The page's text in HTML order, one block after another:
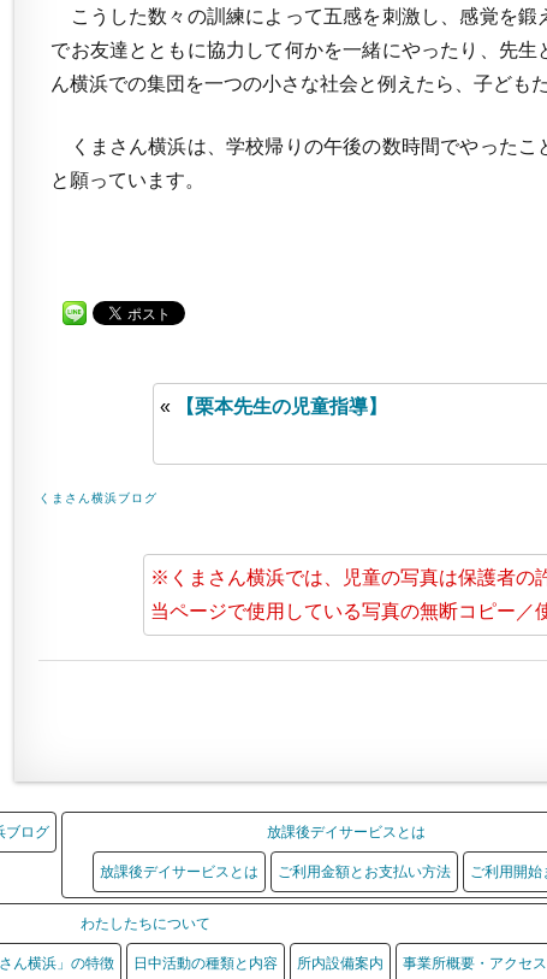
こうした数々の訓練によって五感を刺激し、感覚を鍛
でお友達とともに協力して何かを一緒にやったり、先
ん横浜での集団を一つの小さな社会と例えたら、子ども
くまさん横浜は、学校帰りの午後の数時間でやったこ
と願っています。
«
【栗本先生の児童指導】
くまさん横浜ブログ
※くまさん横浜では、児童の写真は保護者の
当ページで使用している写真の無断コピー／
ブログ 放課後デイサービスとは
放課後デイサービスとは ご利用金額とお支払い方法 ご利用開始
わたしたちについて
さん横浜」の特徴 日中活動の種類と内容 所内設備案内 事業所概要・アクセス